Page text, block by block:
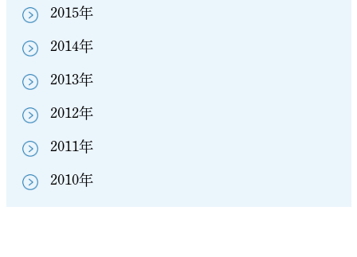
2015年
2014年
2013年
2012年
2011年
2010年